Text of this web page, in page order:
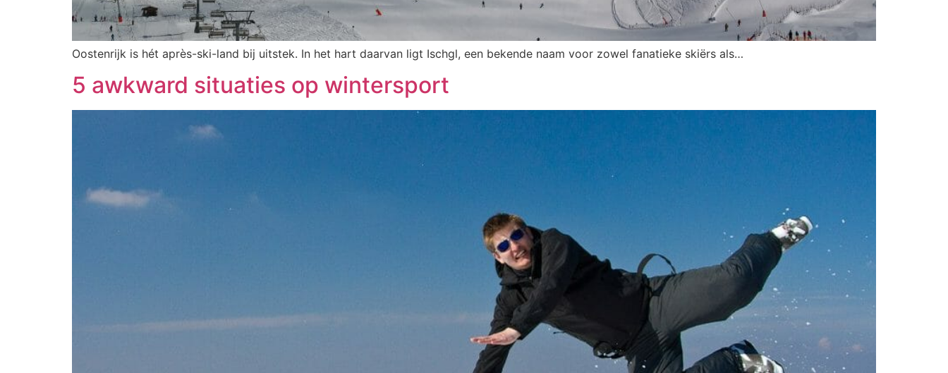
Oostenrijk is hét après-ski-land bij uitstek. In het hart daarvan ligt Ischgl, een bekende naam voor zowel fanatieke skiërs als…
5 awkward situaties op wintersport